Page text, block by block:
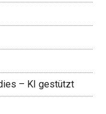
– KI gestützt